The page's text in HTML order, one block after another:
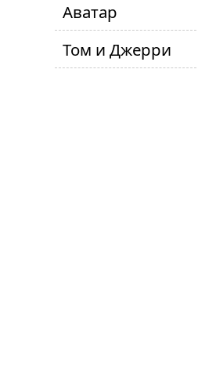
Аватар
Том и Джерри